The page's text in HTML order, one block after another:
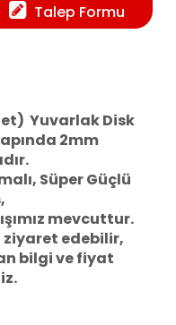
Talep Formu
Yuvarlak Disk
2mm
Süper Güçlü
mevcuttur.
ziyaret edebilir,
bilgi ve fiyat